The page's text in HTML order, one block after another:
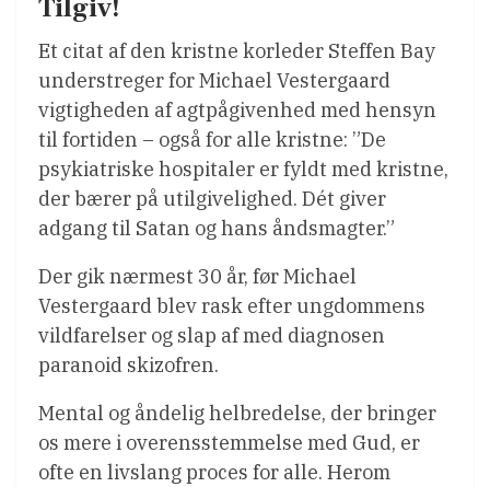
Tilgiv!
Et citat af den kristne korleder Steffen Bay
understreger for Michael Vestergaard
vigtigheden af agtpågivenhed med hensyn
til fortiden – også for alle kristne: ”De
psykiatriske hospitaler er fyldt med kristne,
der bærer på utilgivelighed. Dét giver
adgang til Satan og hans åndsmagter.”
Der gik nærmest 30 år, før Michael
Vestergaard blev rask efter ungdommens
vildfarelser og slap af med diagnosen
paranoid skizofren.
Mental og åndelig helbredelse, der bringer
os mere i overensstemmelse med Gud, er
ofte en livslang proces for alle. Herom